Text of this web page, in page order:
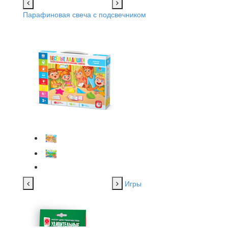
Парафиновая свеча с подсвечником
Игры